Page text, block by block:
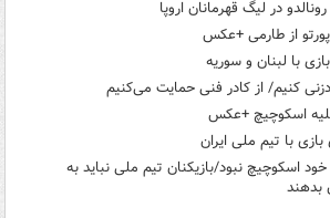
در لیگ قهرمانان اروپا
از طارمی +عکس
با لبنان و سوریه
کنیم/ از کادر فنی حمایت می‌کنیم
اسکوچیچ +عکس
با تیم ملی ایران
اسکوچیچ نبود/بازیکنان تیم ملی نباید به
بدهند